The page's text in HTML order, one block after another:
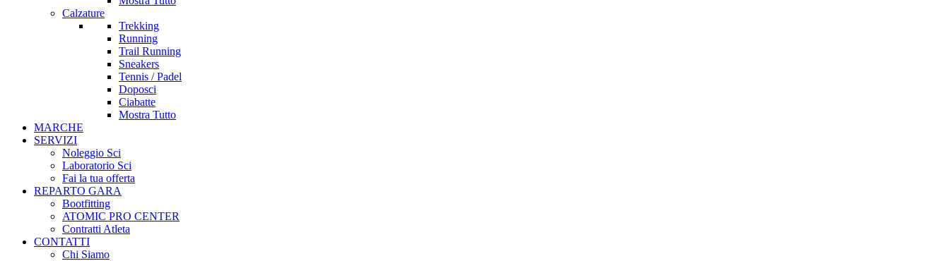
Calzature
Trekking
Running
Trail Running
Sneakers
Tennis / Padel
Doposci
Ciabatte
Mostra Tutto
MARCHE
SERVIZI
Noleggio Sci
Laboratorio Sci
Fai la tua offerta
REPARTO GARA
Bootfitting
ATOMIC PRO CENTER
Contratti Atleta
CONTATTI
Chi Siamo